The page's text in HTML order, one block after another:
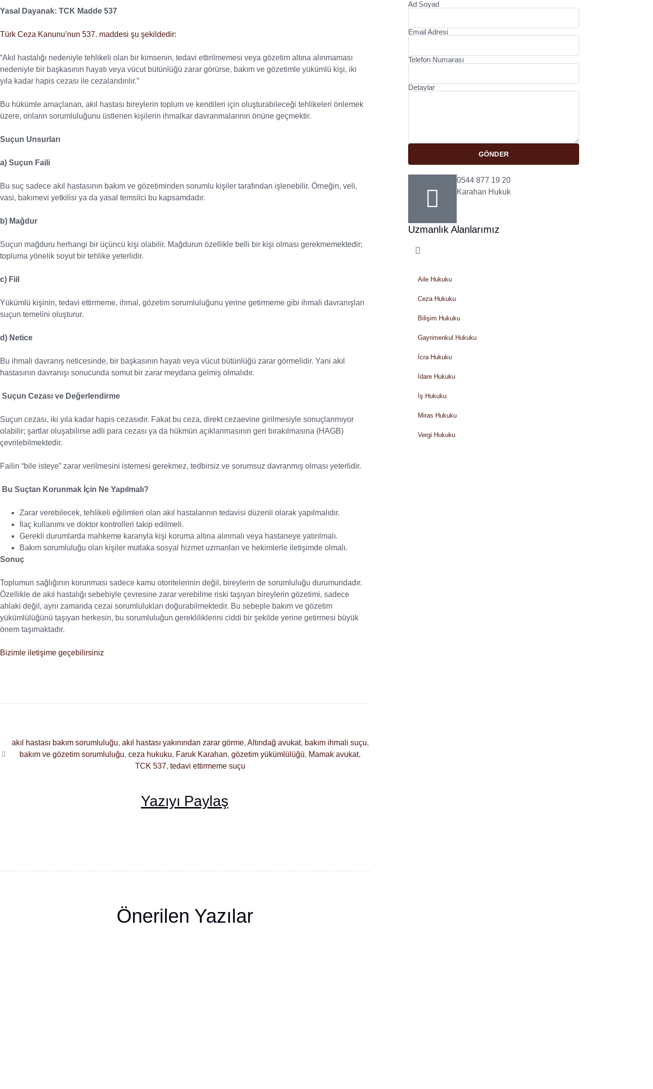
Yasal Dayanak: TCK Madde 537
Türk Ceza Kanunu’nun 537. maddesi şu şekildedir:
“Akıl hastalığı nedeniyle tehlikeli olan bir kimsenin, tedavi ettirilmemesi veya gözetim altına alınmaması
nedeniyle bir başkasının hayatı veya vücut bütünlüğü zarar görürse, bakım ve gözetimle yükümlü kişi, iki
yıla kadar hapis cezası ile cezalandırılır.”
Bu hükümle amaçlanan, akıl hastası bireylerin toplum ve kendileri için oluşturabileceği tehlikeleri önlemek
üzere, onların sorumluluğunu üstlenen kişilerin ihmalkar davranmalarının önüne geçmektir.
Suçun Unsurları
a) Suçun Faili
Bu suç sadece akıl hastasının bakım ve gözetiminden sorumlu kişiler tarafından işlenebilir. Örneğin, veli,
vasi, bakımevi yetkilisi ya da yasal temsilci bu kapsamdadır.
b) Mağdur
Suçun mağduru herhangi bir üçüncü kişi olabilir. Mağdurun özellikle belli bir kişi olması gerekmemektedir;
topluma yönelik soyut bir tehlike yeterlidir.
c) Fiil
Yükümlü kişinin, tedavi ettirmeme, ihmal, gözetim sorumluluğunu yerine getirmeme gibi ihmali davranışları
suçun temelini oluşturur.
d) Netice
Bu ihmali davranış neticesinde, bir başkasının hayatı veya vücut bütünlüğü zarar görmelidir. Yani akıl
hastasının davranışı sonucunda somut bir zarar meydana gelmiş olmalıdır.
Suçun Cezası ve Değerlendirme
Suçun cezası, iki yıla kadar hapis cezasıdır. Fakat bu ceza, direkt cezaevine girilmesiyle sonuçlanmıyor
olabilir; şartlar oluşabilirse adli para cezası ya da hükmün açıklanmasının geri bırakılmasına (HAGB)
çevrilebilmektedir.
Failin “bile isteye” zarar verilmesini istemesi gerekmez, tedbirsiz ve sorumsuz davranmış olması yeterlidir.
Bu Suçtan Korunmak İçin Ne Yapılmalı?
Zarar verebilecek, tehlikeli eğilimleri olan akıl hastalarının tedavisi düzenli olarak yapılmalıdır.
İlaç kullanımı ve doktor kontrolleri takip edilmeli.
Gerekli durumlarda mahkeme kararıyla kişi koruma altına alınmalı veya hastaneye yatırılmalı.
Bakım sorumluluğu olan kişiler mutlaka sosyal hizmet uzmanları ve hekimlerle iletişimde olmalı.
Sonuç
Toplumun sağlığının korunması sadece kamu otoritelerinin değil, bireylerin de sorumluluğu durumundadır.
Özellikle de akıl hastalığı sebebiyle çevresine zarar verebilme riski taşıyan bireylerin gözetimi, sadece
ahlaki değil, aynı zamanda cezai sorumlulukları doğurabilmektedir. Bu sebeple bakım ve gözetim
yükümlülüğünü taşıyan herkesin, bu sorumluluğun gerekliliklerini ciddi bir şekilde yerine getirmesi büyük
önem taşımaktadır.
Bizimle iletişime geçebilirsiniz
akıl hastası bakım sorumluluğu, akıl hastası yakınından zarar görme, Altındağ avukat, bakım ihmali suçu,
bakım ve gözetim sorumluluğu, ceza hukuku, Faruk Karahan, gözetim yükümlülüğü, Mamak avukat,
TCK 537, tedavi ettirmeme suçu
Yazıyı Paylaş
Önerilen Yazılar
Ad Soyad
Email Adresi
Telefon Numarası
Detaylar
GÖNDER
0544 877 19 20
Karahan Hukuk
Uzmanlık Alanlarımız
Aile Hukuku
Ceza Hukuku
Bilişim Hukuku
Gayrimenkul Hukuku
İcra Hukuku
İdare Hukuku
İş Hukuku
Miras Hukuku
Vergi Hukuku